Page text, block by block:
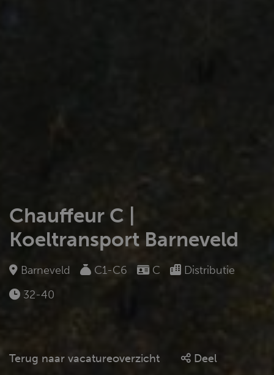
Chauffeur C |
Koeltransport Barneveld
Barneveld C1-C6 C
Distributie
32-40
Terug naar vacatureoverzicht Deel